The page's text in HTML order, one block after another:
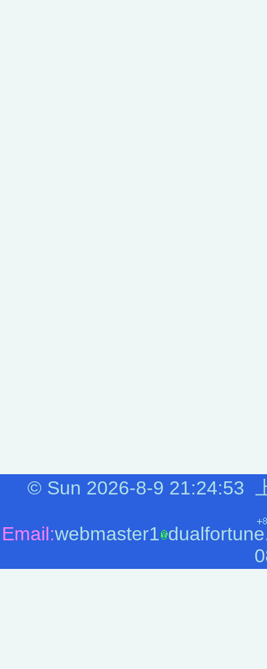
© Sun 2026-8-9 21:24:53
Email:webmaster1 dualfortune